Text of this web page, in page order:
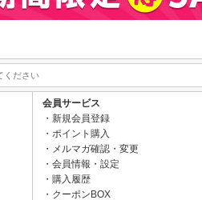
会員サービス
新規会員登録
ポイント購入
メルマガ確認・変更
会員情報・設定
購入履歴
クーポンBOX